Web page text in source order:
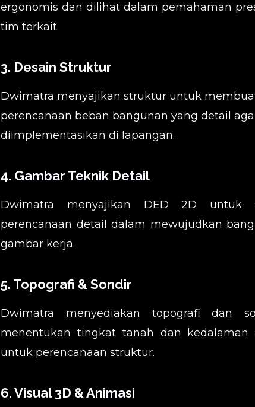
ergonomis dan dilihat dalam pemahaman
tim terkait.
3. Desain Struktur
Dwimatra menyajikan struktur untuk
perencanaan beban bangunan yang detail
diimplementasikan di lapangan.
4. Gambar Teknik Detail
Dwimatra menyajikan DED 2D untuk
perencanaan detail dalam mewujudkan
gambar kerja.
5. Topografi & Sondir
Dwimatra menyediakan topografi dan
menentukan tingkat tanah dan kedalaman
untuk perencanaan struktur.
6. Visual 3D & Animasi